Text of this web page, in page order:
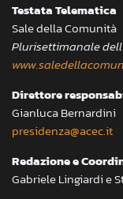
Testata Telematica
Sale della Comunità
Plurisettimanale
Direttore
Gianluca Bernardini
presidenza@acec.it
Redazione e
Gabriele Lingiardi e